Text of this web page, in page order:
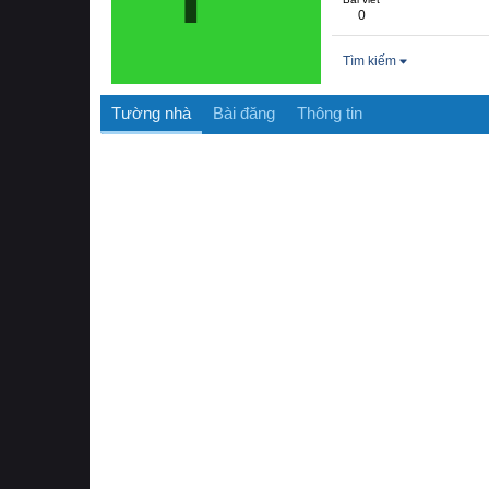
0
Tìm kiếm
Tường nhà Bài đăng Thông tin